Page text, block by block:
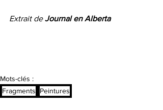
Extrait de Journal en Alberta
Mots-clés :
Fragments
Peintures